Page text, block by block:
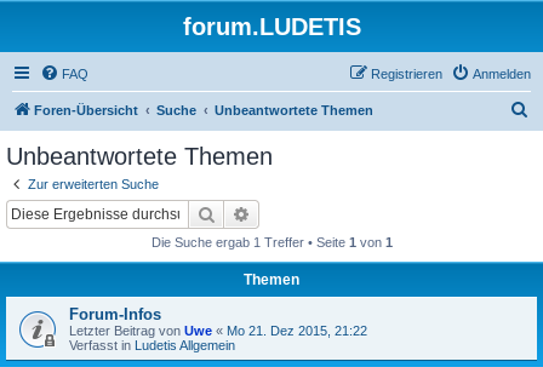
forum.LUDETIS
FAQ Anmelden
Registrieren
Foren-Übersicht Suche Unbeantwortete Themen
Unbeantwortete Themen
Zur erweiterten Suche
Suche
Die Suche ergab 1 Treffer • Seite 1 von 1
Themen
Forum-Infos
Letzter Beitrag von Uwe « Mo 21. Dez 2015, 21:22
Verfasst in Ludetis Allgemein